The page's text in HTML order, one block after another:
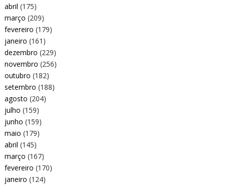
abril (175)
março (209)
fevereiro (179)
janeiro (161)
dezembro (229)
novembro (256)
outubro (182)
setembro (188)
agosto (204)
julho (159)
junho (159)
maio (179)
abril (145)
março (167)
fevereiro (170)
janeiro (124)